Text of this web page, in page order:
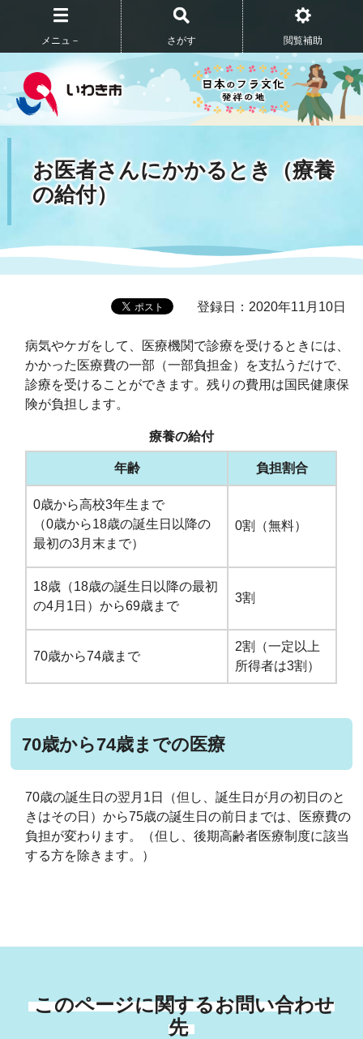
メニュ－ さがす 閲覧補助
お医者さんにかかるとき（療養
の給付）
登録日：2020年11月10日
病気やケガをして、医療機関で診療を受けるときには、
かかった医療費の一部（一部負担金）を支払うだけで、
診療を受けることができます。残りの費用は国民健康保
険が負担します。
療養の給付
年齢 負担割合
0歳から高校3年生まで
（0歳から18歳の誕生日以降の
最初の3月末まで）
0割（無料）
18歳（18歳の誕生日以降の最初
の4月1日）から69歳まで
3割
70歳から74歳まで
2割（一定以上
所得者は3割）
70歳から74歳までの医療
70歳の誕生日の翌月1日（但し、誕生日が月の初日のと
きはその日）から75歳の誕生日の前日までは、医療費の
負担が変わります。（但し、後期高齢者医療制度に該当
する方を除きます。）
このページに関するお問い合わせ
先